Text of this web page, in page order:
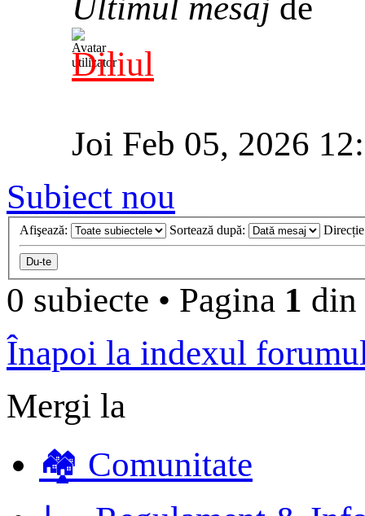
Ultimul mesaj de
Diliul
Joi Feb 05, 2026
Subiect nou
Afişează: Sortează după:
0 subiecte • Pagina 1 din
Înapoi la indexul
Mergi la
🏘️ Comunitate